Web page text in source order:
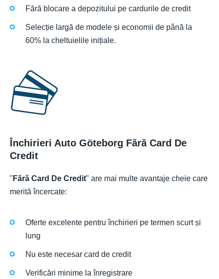
Fără blocare a depozitului pe cardurile de credit
Selecție largă de modele și economii de până la
60% la cheltuielile inițiale.
Închirieri Auto Göteborg Fără Card De
Credit
" Fără Card De Credit" are mai multe avantaje cheie care
merită încercate:
Oferte excelente pentru închirieri pe termen scurt și
lung
Nu este necesar card de credit
Verificări minime la înregistrare